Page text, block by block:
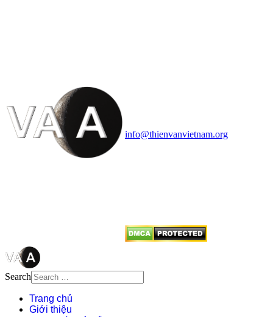
info@thienvanvietnam.org
Search
Trang chủ
Giới thiệu